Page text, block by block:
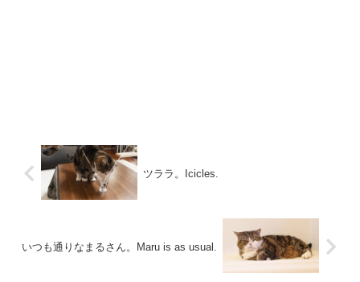
ツララ。Icicles.
いつも通りなまるさん。Maru is as usual.